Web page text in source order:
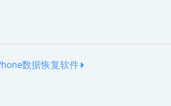
数据恢复软件